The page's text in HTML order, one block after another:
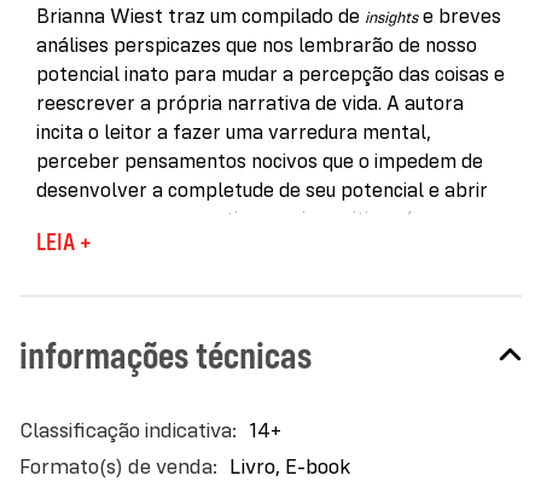
Brianna Wiest traz um compilado de insightse breves
análises perspicazes que nos lembrarão de nosso
potencial inato para mudar a percepção das coisas e
reescrever a própria narrativa de vida. A autora
incita o leitor a fazer uma varredura mental,
perceber pensamentos nocivos que o impedem de
desenvolver a completude de seu potencial e abrir
espaço para perspectivas mais positivas (e
realistas).
As 101 reflexões reunidas nesta obra mostram que
sempre devem ser interpretados como
impedimentos — na verdade, podem ser um sinal de
às vezes se sentir perdido na vida. Aliás, este pode
ser um sinal de que você está se reconectando com
LEIA +
informações técnicas
Mais
informações
14+
Livro, E-book